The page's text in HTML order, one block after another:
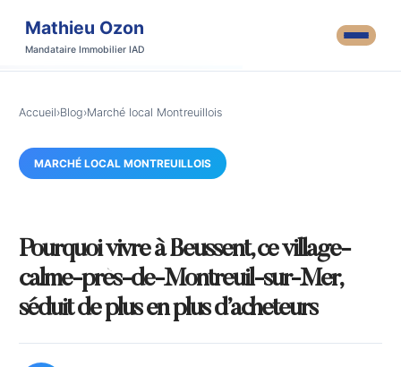
Mathieu Ozon
Mandataire Immobilier IAD
Accueil›Blog›Marché local Montreuillois
MARCHÉ LOCAL MONTREUILLOIS
Pourquoi vivre à Beussent, ce village-
calme-près-de-Montreuil-sur-Mer,
séduit de plus en plus d’acheteurs